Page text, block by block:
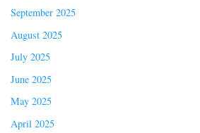
September 2025
August 2025
July 2025
June 2025
May 2025
April 2025